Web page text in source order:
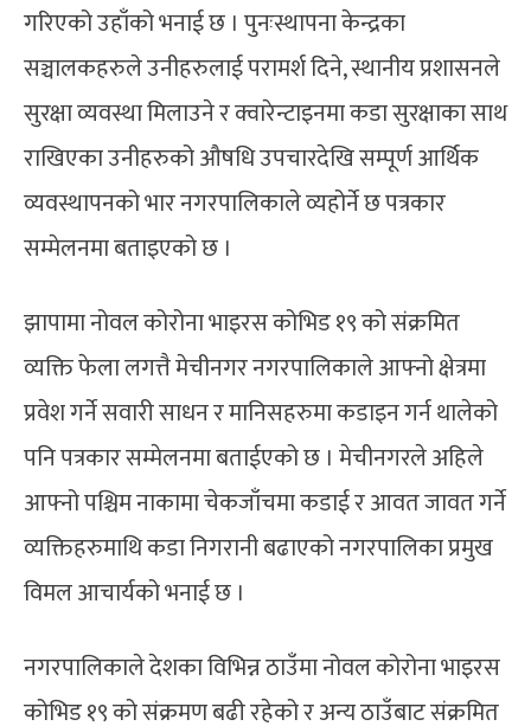
गरिएको उहाँको भनाई छ । पुनःस्थापना केन्द्रका
सञ्चालकहरुले उनीहरुलाई परामर्श दिने, स्थानीय प्रशासनले
सुरक्षा व्यवस्था मिलाउने र क्वारेन्टाइनमा कडा सुरक्षाका साथ
राखिएका उनीहरुको औषधि उपचारदेखि सम्पूर्ण आर्थिक
व्यवस्थापनको भार नगरपालिकाले व्यहोर्ने छ पत्रकार
सम्मेलनमा बताइएको छ ।
झापामा नोवल कोरोना भाइरस कोभिड १९ को संक्रमित
व्यक्ति फेला लगत्तै मेचीनगर नगरपालिकाले आफ्नो क्षेत्रमा
प्रवेश गर्ने सवारी साधन र मानिसहरुमा कडाइन गर्न थालेको
पनि पत्रकार सम्मेलनमा बताईएको छ । मेचीनगरले अहिले
आफ्नो पश्चिम नाकामा चेकजाँचमा कडाई र आवत जावत गर्ने
व्यक्तिहरुमाथि कडा निगरानी बढाएको नगरपालिका प्रमुख
विमल आचार्यको भनाई छ ।
नगरपालिकाले देशका विभिन्न ठाउँमा नोवल कोरोना भाइरस
कोभिड १९ को संक्रमण बढी रहेको र अन्य ठाउँबाट संक्रमित